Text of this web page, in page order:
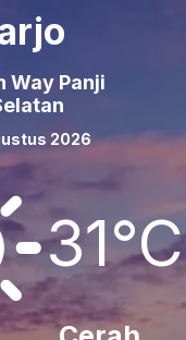
Way Panji
2026
31°C